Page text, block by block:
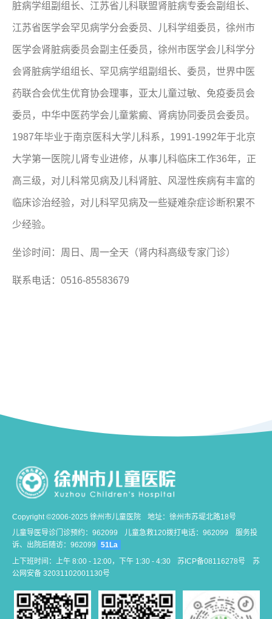
脏病学组副组长、江苏省儿科联盟肾脏病专委会副组长、
江苏省医学会罕见病学分会委员、儿科学组委员，徐州市
医学会肾脏病委员会副主任委员，徐州市医学会儿科学分
会肾脏病学组组长、罕见病学组副组长、委员，世界中医
药联合会优生优育协会理事，亚太儿童过敏、免疫委员会
委员，中华中医药学会儿童紫癜、肾病协同委员会委员。
1987年毕业于南京医科大学儿科系，1991-1992年于北京
大学第一医院儿肾专业进修，从事儿科临床工作36年，正
高三级，对儿科常见病及儿科肾脏、风湿性疾病有丰富的
临床诊治经验，对儿科罕见病及一些疑难杂症诊断积累不
少经验。
坐诊时间：周日、周一全天（肾内科高级专家门诊）
联系电话：0516-85583679
Copyright ©2006-2025 徐州市儿童医院
地址：徐州市苏堤北路18号
儿童导医导诊门诊预约：962099
儿童急救120拨打电话：962099
服务投
诉、出院后随访：962099
51La
上下班时间：上午 8:00 - 12:00，下午 1:30 - 4:30
苏ICP备08116278号
苏
公网安备 32031102001130号